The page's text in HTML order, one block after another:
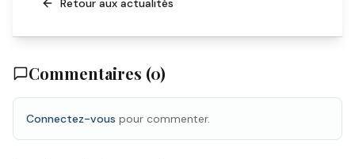
Retour aux actualités
Commentaires (0)
Connectez-vous pour commenter.